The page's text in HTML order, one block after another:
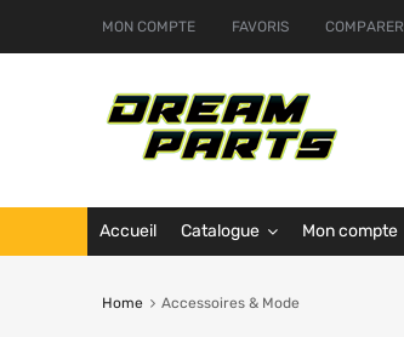
MON COMPTE FAVORIS COMPARER
Accueil Catalogue Mon compte
Home Accessoires & Mode